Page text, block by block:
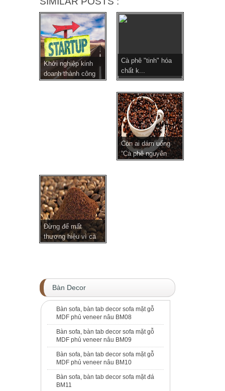
Khởi nghiệp kinh
doanh thành công
Cà phê "tinh" hóa
chất k...
Còn ai dám uống
“Cà phê nguyên
Đừng để mất
thương hiệu vì cà
Bàn Decor
Bàn sofa, bàn tab decor sofa mặt gỗ
MDF phủ veneer nâu BM08
Bàn sofa, bàn tab decor sofa mặt gỗ
MDF phủ veneer nâu BM09
Bàn sofa, bàn tab decor sofa mặt gỗ
MDF phủ veneer nâu BM10
Bàn sofa, bàn tab decor sofa mặt đá
BM11